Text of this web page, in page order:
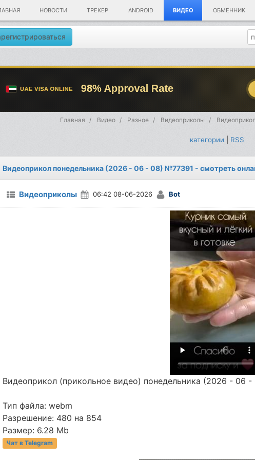
НОВОСТИ ТРЕКЕР ANDROID ВИДЕО ОБМЕННИК
Главная Видео Разное Видеоприколы
категории RSS
Видеоприкол понедельника (2026 - 06 - 08) №77391 - смотреть
Видеоприколы 06:42 08-06-2026 Bot
Видеоприкол (прикольное видео) понедельника (2026 - 06 -
Тип файла: webm
Разрешение: 480 на 854
Размер: 6.28 Mb
Чат в Telegram